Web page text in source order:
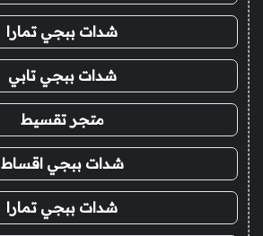
شدات ببجي تمارا
شدات ببجي تابي
متجر تقسيط
شدات ببجي اقساط
شدات ببجي تمارا